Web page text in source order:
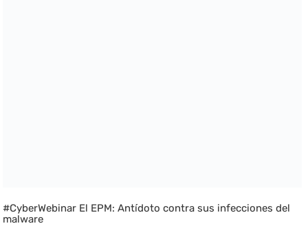
#CyberWebinar El EPM: Antídoto contra sus infecciones del
malware